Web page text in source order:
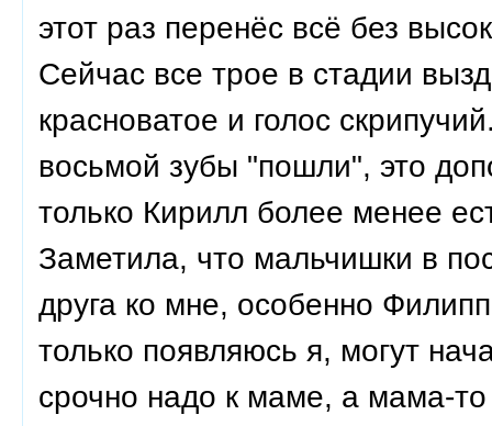
этот раз перенёс всё без
Сейчас все трое в стадии
красноватое и голос
восьмой зубы "пошли", это
только Кирилл более менее
Заметила, что мальчишки в
друга ко мне, особенно
только появляюсь я, могут
срочно надо к маме, а мама-